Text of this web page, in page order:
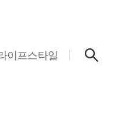
이프스타일